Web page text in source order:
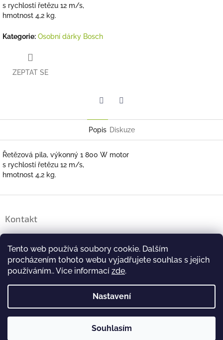
Tento web používá soubory cookie. Dalším
procházením tohoto webu vyjadřujete souhlas s jejich
používáním.. Více informací zde.
Nastavení
Souhlasím
s rychlostí řetězu 12 m/s,
hmotnost 4,2 kg.
Kategorie: Osobní dárky Bosch
ZEPTAT SE
Popis Diskuze
Řetězová pila, výkonný 1 800 W motor
s rychlostí řetězu 12 m/s,
hmotnost 4,2 kg.
a
Kontakt
+420 244 463 479
#FarmfritesCeskoSlovensko
farmfritesceskoslovensko
Copyright 2026Farm Frites Klub